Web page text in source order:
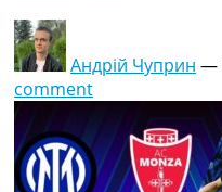
Андрій Чуприн —
comment